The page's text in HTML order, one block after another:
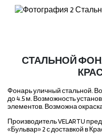
СТАЛЬНОЙ
Фонарь уличный стальной.
до 4.5 м. Возможность
элементов. Возможна окраска
Производитель VELARTU
«Бульвар» 2 с доставкой в